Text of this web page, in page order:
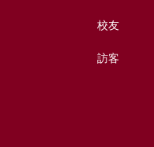
校友
訪客